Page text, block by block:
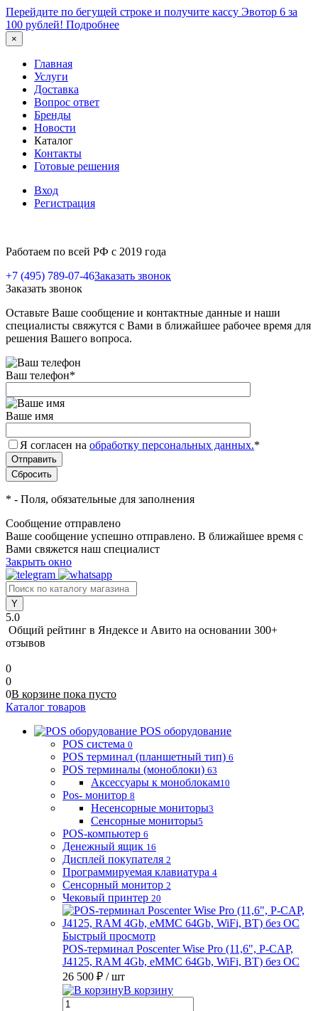
Перейдите по бегущей строке и получите кассу Эвотор 6 за
100 рублей! Подробнее
×
Главная
Услуги
Доставка
Вопрос ответ
Бренды
Новости
Каталог
Контакты
Готовые решения
Вход
Регистрация
Работаем по всей РФ с 2019 года
+7 (495) 789-07-46Заказать звонок
Заказать звонок
Оставьте Ваше сообщение и контактные данные и наши
специалисты свяжутся с Вами в ближайшее рабочее время для
решения Вашего вопроса.
Ваш телефон*
Ваше имя
Я согласен на обработку персональных данных.*
* - Поля, обязательные для заполнения
Сообщение отправлено
Ваше сообщение успешно отправлено. В ближайшее время с
Вами свяжется наш специалист
Закрыть окно
5.0
Общий рейтинг в Яндексе и Авито на основании 300+
отзывов
0
0
0В корзине пока пусто
Каталог товаров
POS оборудование
POS система 0
POS терминал (планшетный тип) 6
POS терминалы (моноблоки) 63
Аксессуары к моноблокам10
Pos- монитор 8
Несенсорные мониторы3
Сенсорные мониторы5
POS-компьютер 6
Денежный ящик 16
Дисплей покупателя 2
Программируемая клавиатура 4
Сенсорный монитор 2
Чековый принтер 20
Быстрый просмотр
POS-терминал Poscenter Wise Pro (11,6", P-CAP,
J4125, RAM 4Gb, eMMC 64Gb, WiFi, BT) без ОС
26 500 ₽ / шт
В корзину